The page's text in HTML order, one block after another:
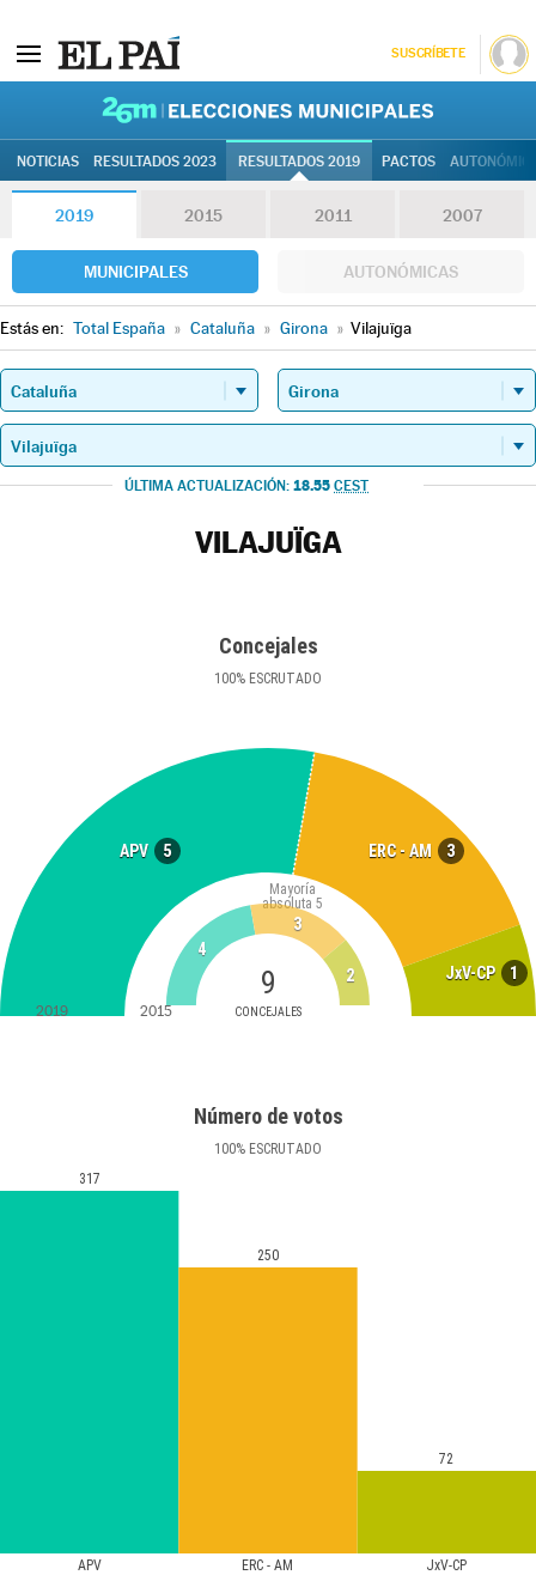
SUSCRÍBETE
NOTICIAS RESULTADOS 2023 RESULTADOS 2019 PACTOS
2019 2015 2011 2007
MUNICIPALES AUTONÓMICAS
Estás en: Total España » Cataluña » Girona » Vilajuïga
ÚLTIMA ACTUALIZACIÓN: 18.55 CEST
VILAJUÏGA
Concejales
100% ESCRUTADO
APV 5 ERC - AM 3
JxV-CP 1
9
CONCEJALES
Mayoría
absoluta 5
4
3
2
2019 2015
Número de votos
100% ESCRUTADO
APV ERC - AM JxV-CP
317
250
72